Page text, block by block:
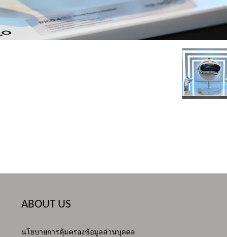
ABOUT US
นโยบายการคุ้มครองข้อมูลส่วนบุคคล